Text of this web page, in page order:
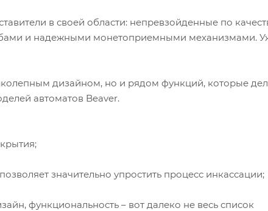
в своей области: непревзойденные по
и надежными монетоприемными механизмами.
дизайном, но и рядом функций, которые
автоматов Beaver.
значительно упростить процесс инкассации;
функциональность – вот далеко не весь список